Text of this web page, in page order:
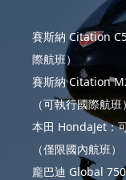
賽斯納 Citation
際航班）
賽斯納 Citation
（可執行國際航班）
本田 HondaJet：
（僅限國內航班）
龐巴迪 Global